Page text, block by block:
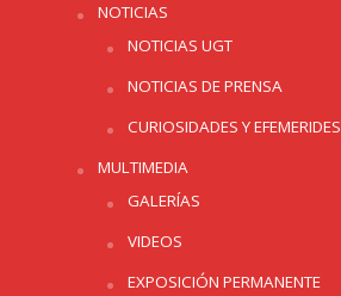
NOTICIAS
NOTICIAS UGT
NOTICIAS DE PRENSA
CURIOSIDADES Y EFEMERIDES
MULTIMEDIA
GALERÍAS
VIDEOS
EXPOSICIÓN PERMANENTE